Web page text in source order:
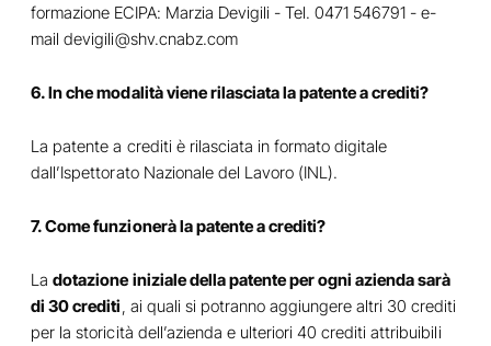
formazione ECIPA: Marzia Devigili - Tel. 0471 546791 - e-
mail devigili@shv.cnabz.com
6. In che modalità viene rilasciata la patente a crediti?
La patente a crediti è rilasciata in formato digitale
dall’Ispettorato Nazionale del Lavoro (INL).
7. Come funzionerà la patente a crediti?
Ladotazione iniziale della patente per ogni azienda sarà
di 30 crediti , ai quali si potranno aggiungere altri 30 crediti
per la storicità dell’azienda e ulteriori 40 crediti attribuibili